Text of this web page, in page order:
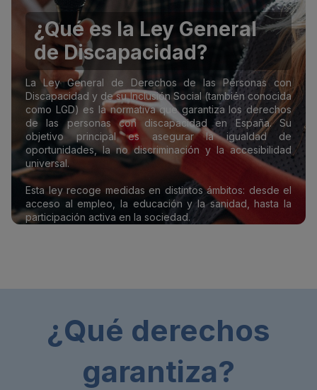
¿Qué es la Ley General
de Discapacidad?
La Ley General de Derechos de las Personas con
Discapacidad y de su Inclusión Social (también conocida
como LGD) es la normativa que garantiza los derechos
de las personas con discapacidad en España. Su
objetivo principal es asegurar la igualdad de
oportunidades, la no discriminación y la accesibilidad
universal.
Esta ley recoge medidas en distintos ámbitos: desde el
acceso al empleo, la educación y la sanidad, hasta la
participación activa en la sociedad.
¿Qué derechos
garantiza?